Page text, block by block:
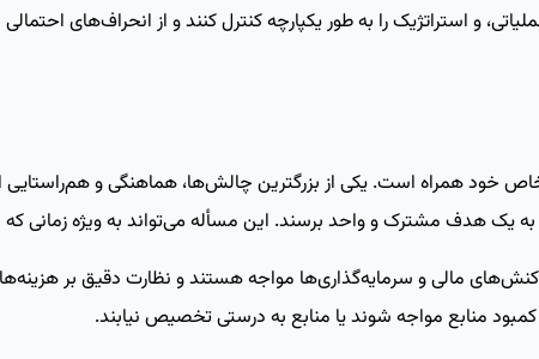
و استراتژیک را به ‌طور یکپارچه کنترل کنند و از انحراف‌های احتمالی
خود همراه است. یکی از بزرگترین چالش‌ها، هماهنگی و
یک هدف مشترک و واحد برسند. این مسأله می‌تواند به ‌ویژه زمانی
مالی و سرمایه‌گذاری‌ها مواجه هستند و نظارت دقیق بر
منابع مواجه شوند یا منابع به ‌درستی تخصیص نیابند.